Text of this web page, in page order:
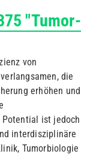
"Tumor-
von
die
erhöhen und
ist jedoch
interdisziplinäre
Tumorbiologie